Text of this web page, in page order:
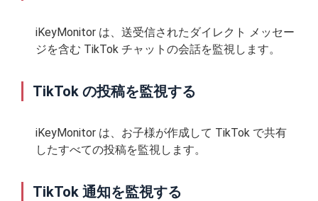
iKeyMonitor は、送受信されたダイレクト メッセー
ジを含む TikTok チャットの会話を監視します。
TikTok の投稿を監視する
iKeyMonitor は、お子様が作成して TikTok で共有
したすべての投稿を監視します。
TikTok 通知を監視する